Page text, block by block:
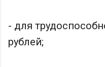
- для
рублей;